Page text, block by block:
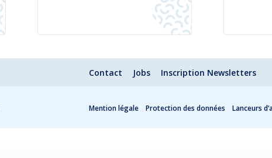
Contact Jobs Inscription Newsletters
Mention légale Protection des données Lanceurs